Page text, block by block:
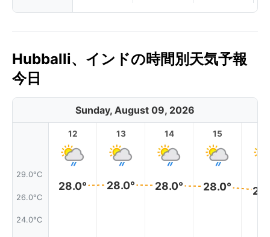
Hubballi、インドの時間別天気予報
今日
Sunday, August 09, 2026
29.0°C
26.0°C
24.0°C
12
28.0°
13
28.0°
14
28.0°
15
28.0°